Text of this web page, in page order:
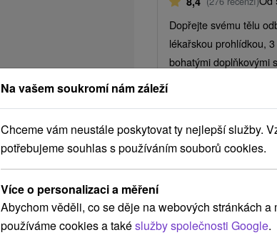
Dopřejte svému tělu
lékařskou prohlídkou,
bohatými doplňkovými
Na vašem soukromí nám záleží
Chceme vám neustále poskytovat ty nejlepší služby.
potřebujeme souhlas s používáním souborů cookies.
Více o personalizaci a měření
Abychom věděli, co se děje na webových stránkách
používáme cookies a takéslužby společnosti Google.